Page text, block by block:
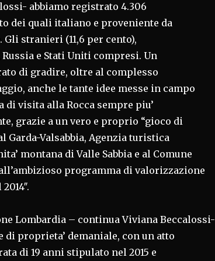
abbiamo registrato 4.306
dei quali italiano e proveniente da
stranieri (11,6 per cento),
Russia e Stati Uniti compresi. Un
di gradire, oltre al complesso
anche le tante idee messe in campo
di visita alla Rocca sempre piu’
grazie a un vero e proprio “gioco di
Garda-Valsabbia, Agenzia turistica
montana di Valle Sabbia e al Comune
programma di valorizzazione
Lombardia – continua Viviana Beccalossi-
di proprieta’ demaniale, con un atto
di 19 anni stipulato nel 2015 e